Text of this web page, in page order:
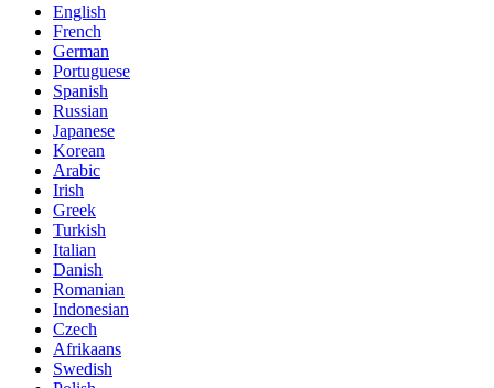
English
French
German
Portuguese
Spanish
Russian
Japanese
Korean
Arabic
Irish
Greek
Turkish
Italian
Danish
Romanian
Indonesian
Czech
Afrikaans
Swedish